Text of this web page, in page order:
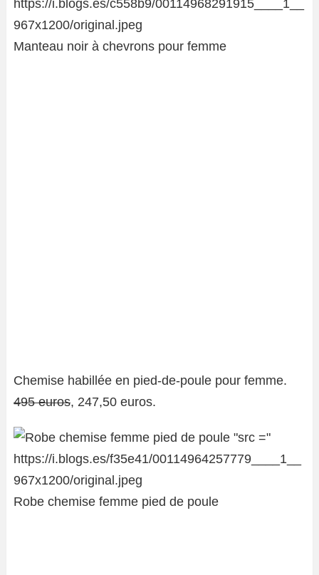
Manteau noir à chevrons pour femme
Chemise habillée en pied-de-poule pour femme.
495 euros, 247,50 euros.
Robe chemise femme pied de poule